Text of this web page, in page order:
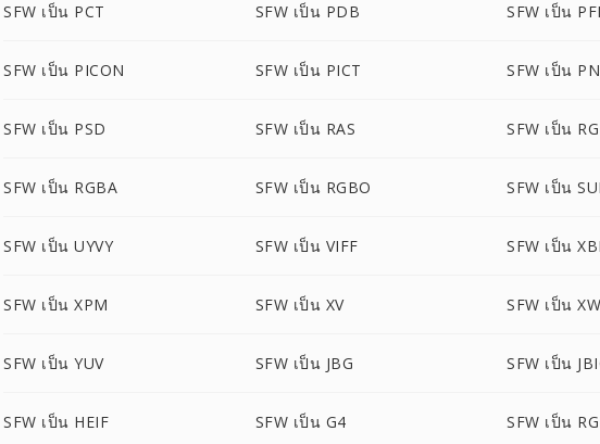
SFW เป็น PCT SFW เป็น PDB SFW เป็น
SFW เป็น PICON SFW เป็น PICT SFW เป็น
SFW เป็น PSD SFW เป็น RAS SFW เป็น
SFW เป็น RGBA SFW เป็น RGBO SFW เป็น
SFW เป็น UYVY SFW เป็น VIFF SFW เป็น
SFW เป็น XPM SFW เป็น XV SFW เป็น
SFW เป็น YUV SFW เป็น JBG SFW เป็น
SFW เป็น HEIF SFW เป็น G4 SFW เป็น